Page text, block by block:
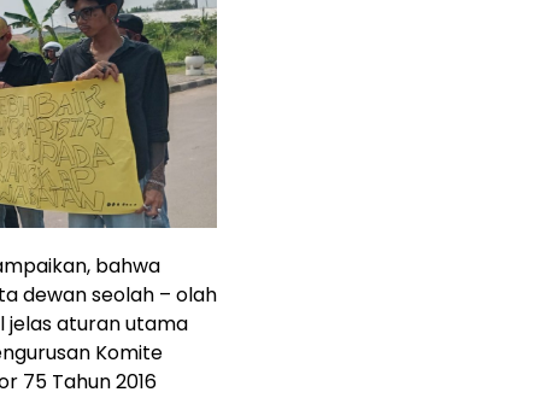
bahwa
dewan seolah – olah
aturan utama
Komite
75 Tahun 2016